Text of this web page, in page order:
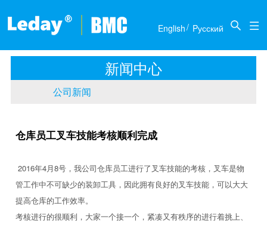

English/ Pусский
关于我们
公司简介
历届展会
新闻中心
公司新闻
产品介绍
推土机
底盘部件
联系我们
商务合作
人才招聘
新闻中心
公司新闻
仓库员工叉车技能考核顺利完成
2016年4月8号，我公司仓库员工进行了叉车技能的考核，叉车是物
管工作中不可缺少的装卸工具，因此拥有良好的叉车技能，可以大大
提高仓库的工作效率。
考核进行的很顺利，大家一个接一个，紧凑又有秩序的进行着挑上、